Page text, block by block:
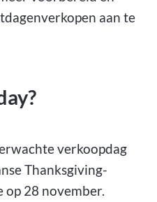
aan te
verkoopdag
Thanksgiving-
op 28 november.